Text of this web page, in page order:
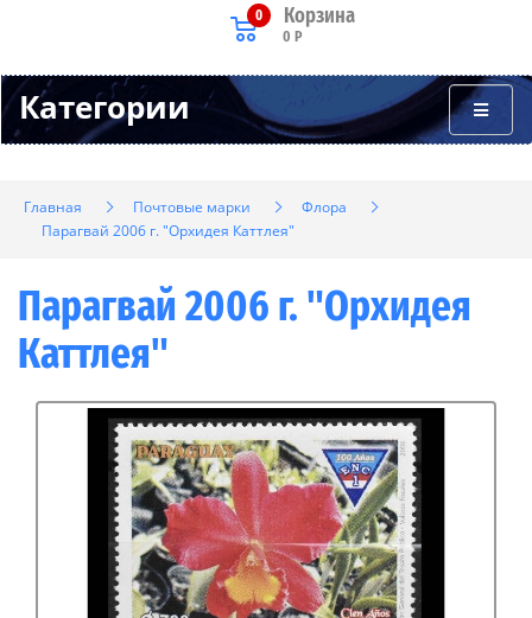
Корзина
0
0 Р
Категории
Главная Почтовые марки
Флора
Парагвай 2006 г. "Орхидея Каттлея"
Парагвай 2006 г. "Орхидея
Каттлея"